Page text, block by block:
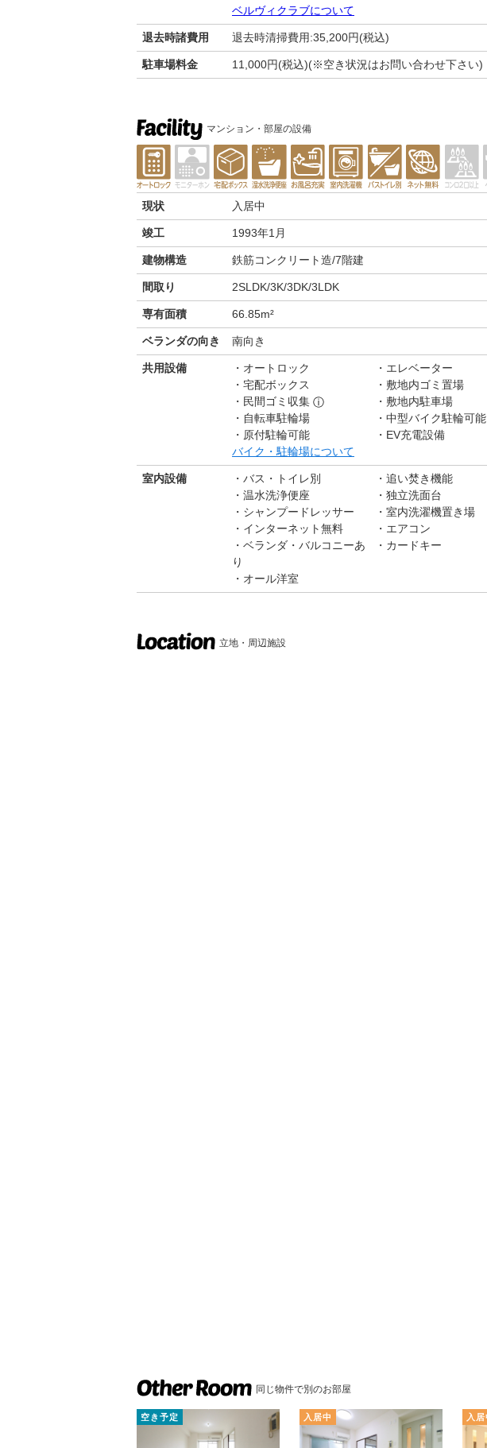
ベルヴィクラブについて
退去時諸費用 退去時清掃費用:35,200円(税込)
駐車場料金 11,000円(税込)(※空き状況はお問い合わせ下さい)
マンション・部屋の設備
現状 入居中
竣工 1993年1月
建物構造 鉄筋コンクリート造/7階建
間取り 2SLDK/3K/3DK/3LDK
専有面積 66.85m²
ベランダの向き 南向き
共用設備 オートロック
エレベーター
宅配ボックス
敷地内ゴミ置場
民間ゴミ収集 ⓘ
敷地内駐車場
自転車駐輪場
中型バイク駐輪可能
原付駐輪可能
EV充電設備
バイク・駐輪場について
室内設備 バス・トイレ別
追い焚き機能
温水洗浄便座
独立洗面台
シャンプードレッサー
室内洗濯機置き場
インターネット無料
エアコン
ベランダ・バルコニーあ
り
カードキー
オール洋室
立地・周辺施設
同じ物件で別のお部屋